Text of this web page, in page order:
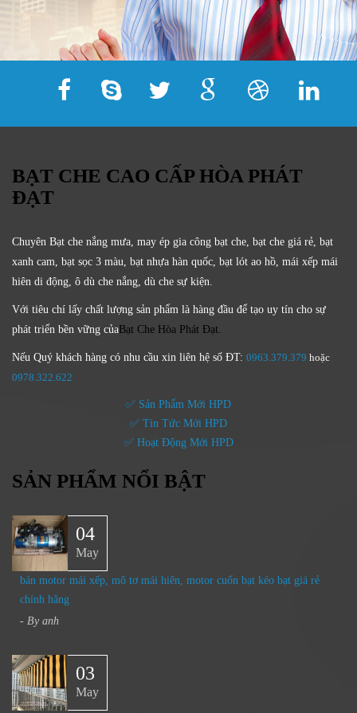
BẠT CHE CAO CẤP HÒA PHÁT
ĐẠT
Chuyên Bạt che nắng mưa, may ép gia công bạt che, bạt che giá rẻ, bạt
xanh cam, bạt sọc 3 màu, bạt nhựa hàn quốc, bạt lót ao hồ, mái xếp mái
hiên di động, ô dù che nắng, dù che sự kiện.
Với tiêu chí lấy chất lượng sản phẩm là hàng đầu để tạo uy tín cho sự
phát triển bền vững củaBạt Che Hòa Phát Đạt.
Nếu Quý khách hàng có nhu cầu xin liên hệ số ĐT: 0963.379.379 hoặc
0978.322.622
✅ Sản Phẩm Mới HPD
✅ Tin Tức Mới HPD
✅ Hoạt Động Mới HPD
SẢN PHẨM NỔI BẬT
04
May
bán motor mái xếp, mô tơ mái hiên, motor cuốn bạt kéo bạt giá rẻ
chính hãng
- By anh
03
May